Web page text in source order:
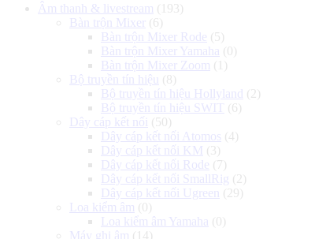
12.140.000 ₫.là:
11.800.000 ₫.
Âm thanh & livestream (193)
Bàn trộn Mixer
(6)
Bàn trộn Mixer Rode (5)
Bàn trộn Mixer Yamaha (0)
Bàn trộn Mixer Zoom (1)
Bộ truyền tín hiệu
(8)
Bộ truyền tín hiệu Hollyland
(2)
Bộ truyền tín hiệu SWIT (6)
Dây cáp kết nối (50)
Dây cáp kết nối Atomos (4)
Dây cáp kết nối KM (3)
Dây cáp kết nối Rode (7)
Dây cáp kết nối SmallRig (2)
Dây cáp kết nối Ugreen
(29)
Loa kiểm âm (0)
Loa kiểm âm Yamaha (0)
Máy ghi âm (14)